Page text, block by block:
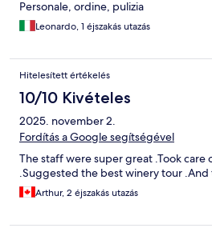
Personale, ordine, pulizia
Leonardo, 1 éjszakás utazás
Hitelesített értékelés
10/10 Kivételes
2025. november 2.
Fordítás a Google segítségével
The staff were super great .Took care
.Suggested the best winery tour
Arthur, 2 éjszakás utazás